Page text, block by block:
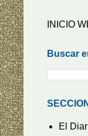
INICIO
Buscar
El